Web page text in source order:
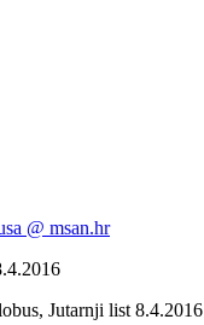
@ msan.hr
Jutarnji list 8.4.2016